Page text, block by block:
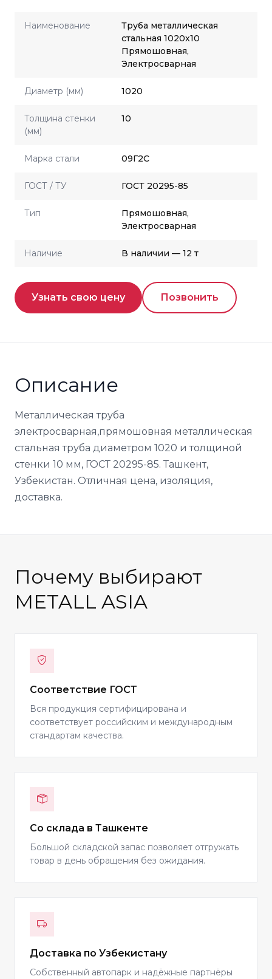
Наименование
Труба металлическая
стальная 1020x10
Прямошовная,
Электросварная
Диаметр (мм) 1020
Толщина стенки
(мм)
10
Марка стали 09Г2С
ГОСТ / ТУ ГОСТ 20295-85
Тип
Прямошовная,
Электросварная
Наличие В наличии — 12 т
Узнать свою цену Позвонить
Описание
Металлическая труба
электросварная,прямошовная металлическая
стальная труба диаметром 1020 и толщиной
стенки 10 мм, ГОСТ 20295-85. Ташкент,
Узбекистан. Отличная цена, изоляция,
доставка.
Почему выбирают
METALL ASIA
Соответствие ГОСТ
Вся продукция сертифицирована и
соответствует российским и международным
стандартам качества.
Со склада в Ташкенте
Большой складской запас позволяет отгружать
товар в день обращения без ожидания.
Доставка по Узбекистану
Собственный автопарк и надёжные партнёры